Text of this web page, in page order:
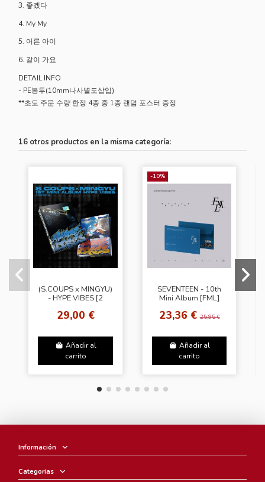
3. 좋겠다
4. My My
5. 어른 아이
6. 같이 가요
DETAIL INFO
- PE봉투(10mm나사별도삽입)
**초도 주문 수량 한정 4종 중 1종 랜덤 포스터 증정
16 otros productos en la misma categoría:
(S.COUPS x MINGYU)
- HYPE VIBES [2
29,00 €
Añadir al
carrito
-10%
SEVENTEEN - 10th
Mini Album [FML]
POB ver.)
23,36 €25,95 €
Añadir al
carrito
Información
Categorias